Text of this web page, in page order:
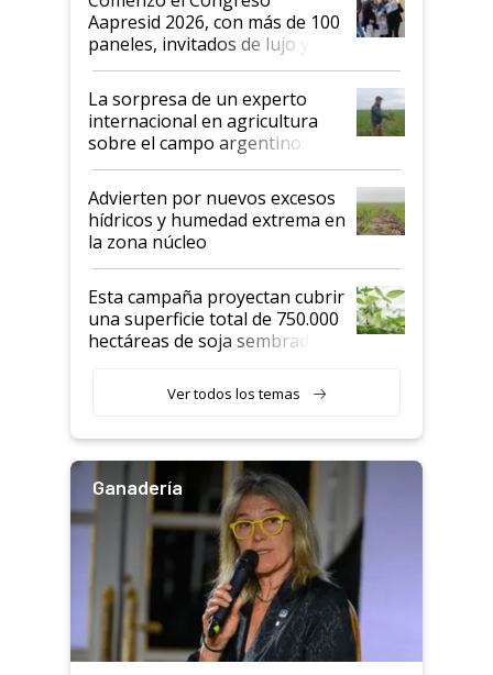
las mismas cosas de hace 50
años"
Aapresid 2026, con más de 100
paneles, invitados de lujo y
todas las tendencias
La sorpresa de un experto
internacional en agricultura
sobre el campo argentino:
"Estoy muy impresionado"
Advierten por nuevos excesos
hídricos y humedad extrema en
la zona núcleo
Esta campaña proyectan cubrir
una superficie total de 750.000
hectáreas de soja sembradas
variedades que marcan un
salto tecnológico en genética y
Ver todos los temas
Ganadería